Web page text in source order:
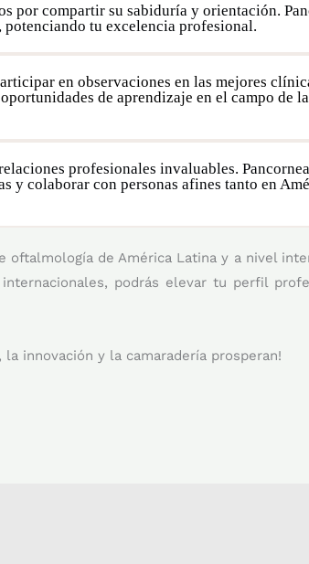
por compartir su sabiduría y orientación.
tu excelencia profesional.
en observaciones en las mejores
de aprendizaje en el campo de
profesionales invaluables.
y colaborar con personas afines tanto en
de América Latina y a nivel
podrás elevar tu perfil
innovación y la camaradería prosperan!